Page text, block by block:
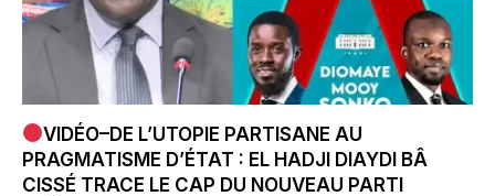
VIDÉO–DE L’UTOPIE PARTISANE AU
PRAGMATISME D’ÉTAT : EL HADJI DIAYDI BÂ
CISSÉ TRACE LE CAP DU NOUVEAU PARTI